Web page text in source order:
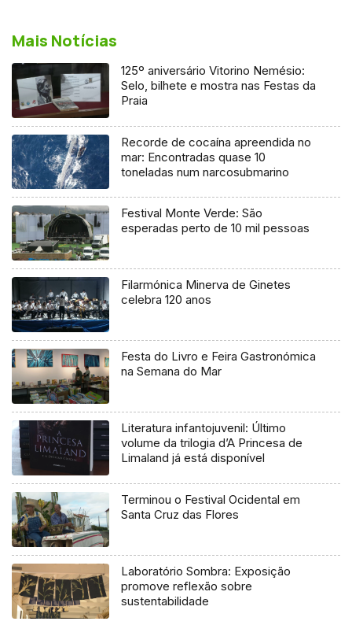
Mais Notícias
125º aniversário Vitorino Nemésio:
Selo, bilhete e mostra nas Festas da
Praia
Recorde de cocaína apreendida no
mar: Encontradas quase 10
toneladas num narcosubmarino
Festival Monte Verde: São
esperadas perto de 10 mil pessoas
Filarmónica Minerva de Ginetes
celebra 120 anos
Festa do Livro e Feira Gastronómica
na Semana do Mar
Literatura infantojuvenil: Último
volume da trilogia d’A Princesa de
Limaland já está disponível
Terminou o Festival Ocidental em
Santa Cruz das Flores
Laboratório Sombra: Exposição
promove reflexão sobre
sustentabilidade